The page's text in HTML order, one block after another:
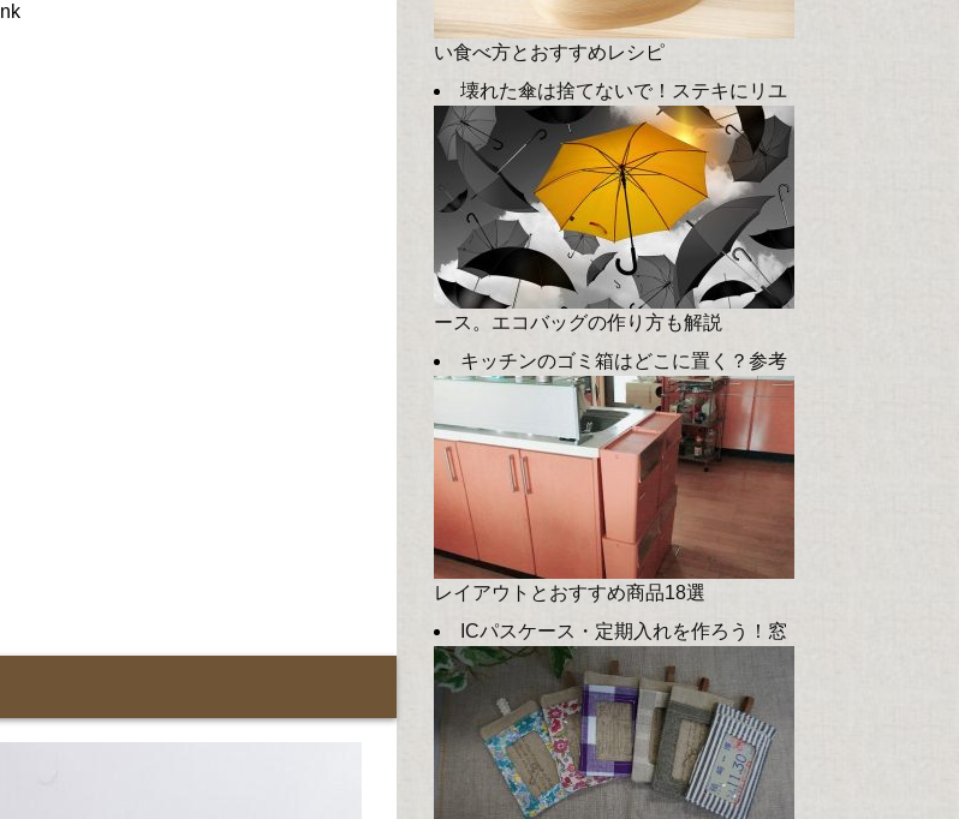
い食べ方とおすすめレシピ
壊れた傘は捨てないで！ステキにリユ
ース。エコバッグの作り方も解説
キッチンのゴミ箱はどこに置く？参考
レイアウトとおすすめ商品18選
ICパスケース・定期入れを作ろう！窓